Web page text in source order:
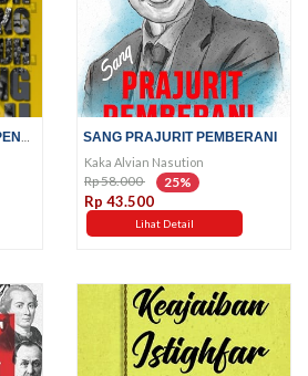
SANG PRAJURIT PEMBERANI
Kaka Alvian Nasution
Rp 58.000 25%
Rp 43.500
Lihat Detail